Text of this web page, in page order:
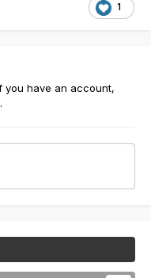
1
you have an account,